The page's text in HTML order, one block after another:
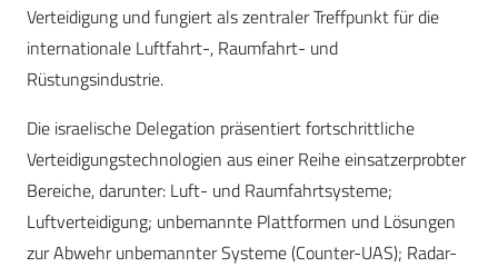
Verteidigung und fungiert als zentraler Treffpunkt für die
internationale Luftfahrt-, Raumfahrt- und
Rüstungsindustrie.
Die israelische Delegation präsentiert fortschrittliche
Verteidigungstechnologien aus einer Reihe einsatzerprobter
Bereiche, darunter: Luft- und Raumfahrtsysteme;
Luftverteidigung; unbemannte Plattformen und Lösungen
zur Abwehr unbemannter Systeme (Counter-UAS); Radar-